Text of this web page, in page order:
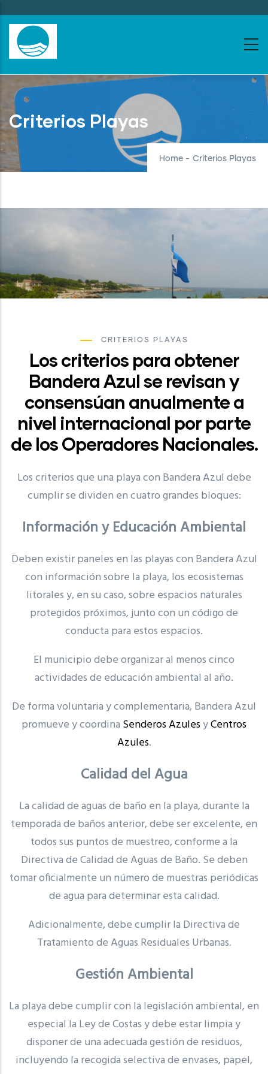
to
main
content
Criterios Playas
Home - Criterios Playas
CRITERIOS PLAYAS
Los criterios para obtener
Bandera Azul se revisan y
consensúan anualmente a
nivel internacional por parte
de los Operadores Nacionales.
Los criterios que una playa con Bandera Azul debe
cumplir se dividen en cuatro grandes bloques:
Información y Educación Ambiental
Deben existir paneles en las playas con Bandera Azul
con información sobre la playa, los ecosistemas
litorales y, en su caso, sobre espacios naturales
protegidos próximos, junto con un código de
conducta para estos espacios.
El municipio debe organizar al menos cinco
actividades de educación ambiental al año.
De forma voluntaria y complementaria, Bandera Azul
promueve y coordina Senderos AzulesyCentros
Azules.
Calidad del Agua
La calidad de aguas de baño en la playa, durante la
temporada de baños anterior, debe ser excelente, en
todos sus puntos de muestreo, conforme a la
Directiva de Calidad de Aguas de Baño. Se deben
tomar oficialmente un número de muestras periódicas
de agua para determinar esta calidad.
Adicionalmente, debe cumplir la Directiva de
Tratamiento de Aguas Residuales Urbanas.
Gestión Ambiental
La playa debe cumplir con la legislación ambiental, en
especial la Ley de Costas y debe estar limpia y
disponer de una adecuada gestión de residuos,
incluyendo la recogida selectiva de envases, papel,